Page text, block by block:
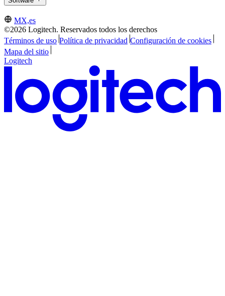
MX,es
©2026 Logitech. Reservados todos los derechos
Términos de uso Política de privacidad Configuración de cookies
Mapa del sitio
Logitech